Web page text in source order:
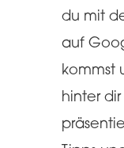
du mit
auf
kommst
hinter dir